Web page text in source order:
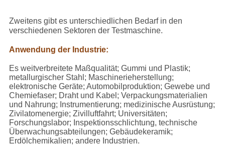
Zweitens gibt es unterschiedlichen Bedarf in den
verschiedenen Sektoren der Testmaschine.
Anwendung der Industrie:
Es weitverbreitete Maßqualität; Gummi und Plastik;
metallurgischer Stahl; Maschinerieherstellung;
elektronische Geräte; Automobilproduktion; Gewebe und
Chemiefaser; Draht und Kabel; Verpackungsmaterialien
und Nahrung; Instrumentierung; medizinische Ausrüstung;
Zivilatomenergie; Zivilluftfahrt; Universitäten;
Forschungslabor; Inspektionsschlichtung, technische
Überwachungsabteilungen; Gebäudekeramik;
Erdölchemikalien; andere Industrien.